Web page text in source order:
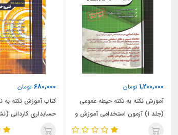
1,200,000 تومان
آموزش نکته به نکته حیطه عمومی
(جلد 1) آزمون استخدامی آموزش و
پرورش (نشر چهارخونه)
680,000 تومان
کتاب آموزش نکته به
حسابداری کاردانی